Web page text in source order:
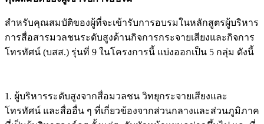
สำหรับคุณสมบัติของผู้ที่จะเข้ารับการอบรมในหลักสูตรผู้บริหาร
การสื่อสารมวลชนระดับสูงด้านกิจการกระจายเสียงและกิจการ
โทรทัศน์ (บสส.) รุ่นที่ 9 ในโครงการนี้ แบ่งออกเป็น 5 กลุ่ม ดังนี้
1. ผู้บริหารระดับสูงจากสื่อมวลชน วิทยุกระจายเสียงและ
โทรทัศน์ และสื่ออื่น ๆ ที่เกี่ยวข้องจากส่วนกลางและส่วนภูมิภาค